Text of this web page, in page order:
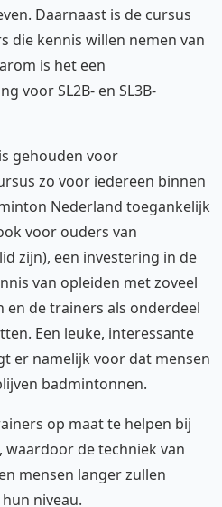
Daarnaast is de cursus
die kennis willen nemen van
is het een
voor SL2B- en SL3B-
gehouden voor
zo voor iedereen binnen
Nederland toegankelijk
voor ouders van
zijn), een investering in de
van opleiden met zoveel
en de trainers als onderdeel
Een leuke, interessante
er namelijk voor dat mensen
badmintonnen.
op maat te helpen bij
de techniek van
mensen langer zullen
niveau.